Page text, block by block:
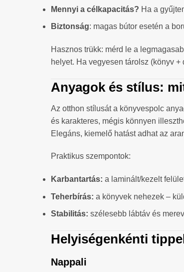
Mennyi a célkapacitás? Ha a
Biztonság: magas bútor esetén a
Hasznos trükk: mérd le a
helyet. Ha vegyesen tárolsz (könyv
Anyagok és stílus:
Az otthon stílusát a könyvespolc
és karakteres, mégis könnyen
Elegáns, kiemelő hatást adhat az
Praktikus szempontok:
Karbantartás: a laminált/kezelt
Teherbírás: a könyvek nehezek –
Stabilitás: szélesebb lábtáv és
Helyiségenkénti
Nappali